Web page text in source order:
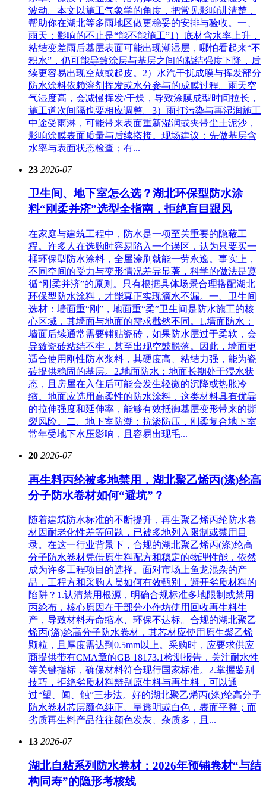
波动。本文以施工气象学的角度，把常见影响讲清楚，
帮助你在湖北等多雨地区做更稳妥的安排与验收。一、
雨天：影响的不止是“能不能施工”1）底材含水率上升，
粘结变差雨后基层表面可能出现潮湿层，哪怕看起来“不
积水”，仍可能导致涂层与基层之间的粘结强度下降，后
续更容易出现空鼓或起皮。2）水汽干扰成膜与挥发部分
防水涂料依赖溶剂挥发或水分参与的成膜过程。雨天空
气湿度高，会减慢挥发/干燥，导致涂膜成型时间拉长，
施工道次间隔也要相应调整。3）雨打污染与再湿润施工
中途受雨淋，可能带来表面重新湿润或夹带尘土泥沙，
影响涂膜表面质量与后续搭接。现场建议：先做基层含
水率与表面状态检查；有...
23 2026-07
卫生间、地下室怎么选？湖北环保型防水涂
料“刚柔并济”选型全指南，拒绝盲目跟风
在家庭与建筑工程中，防水是一项至关重要的隐蔽工
程。许多人在选购时容易陷入一个误区，认为只要买一
桶环保型防水涂料，全屋涂刷就能一劳永逸。事实上，
不同空间的受力与变形情况差异显著，科学的做法是遵
循“刚柔并济”的原则。只有根据具体场景合理搭配湖北
环保型防水涂料，才能真正实现滴水不漏。一、卫生间
选材：墙面重“刚”，地面重“柔”卫生间是防水施工的核
心区域，其墙面与地面的需求截然不同。1.墙面防水：
墙面后续通常需要铺贴瓷砖，如果防水层过于柔软，会
导致瓷砖粘结不牢，甚至出现空鼓脱落。因此，墙面更
适合使用刚性防水浆料，其硬度高、粘结力强，能为瓷
砖提供稳固的基层。2.地面防水：地面长期处于浸水状
态，且房屋在入住后可能会发生轻微的沉降或热胀冷
缩。地面应选用高柔性的防水涂料，这类材料具有优异
的拉伸强度和延伸率，能够有效抵御基层变形带来的撕
裂风险。二、地下室防潮：抗渗防压，刚柔复合地下室
常年受地下水压影响，且容易出现毛...
20 2026-07
再生料丙纶被多地禁用，湖北聚乙烯丙(涤)纶高
分子防水卷材如何“避坑”？
随着建筑防水标准的不断提升，再生聚乙烯丙纶防水卷
材因耐老化性差等问题，已被多地列入限制或禁用目
录。在这一行业背景下，合规的湖北聚乙烯丙(涤)纶高
分子防水卷材凭借原生料配方和稳定的物理性能，依然
成为许多工程项目的选择。面对市场上鱼龙混杂的产
品，工程方和采购人员如何有效甄别，避开劣质材料的
陷阱？1.认清禁用根源，明确合规标准多地限制或禁用
丙纶布，核心原因在于部分小作坊使用回收再生料生
产，导致材料寿命缩水、环保不达标。合规的湖北聚乙
烯丙(涤)纶高分子防水卷材，其芯材应使用原生聚乙烯
颗粒，且厚度需达到0.5mm以上。采购时，应要求供应
商提供带有CMA章的GB 18173.1检测报告，关注耐水性
等关键指标，确保材料符合现行国家标准。2.掌握鉴别
技巧，拒绝劣质材料辨别原生料与再生料，可以通
过“望、闻、触”三步法。好的湖北聚乙烯丙(涤)纶高分子
防水卷材芯层颜色纯正、呈透明或白色，表面平整；而
劣质再生料产品往往颜色发灰、杂质多，且...
13 2026-07
湖北自粘系列防水卷材：2026年预铺卷材“与结
构同寿”的隐形考核线